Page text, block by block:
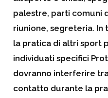
palestre, parti comuni
riunione, segreteria. In
la pratica di altri sport
individuati specifici
dovranno interferire
contatto durante la